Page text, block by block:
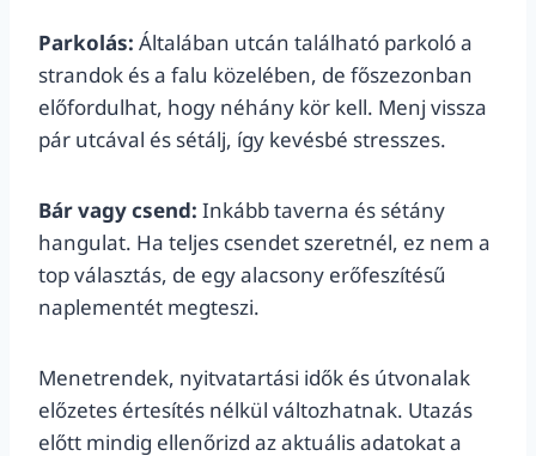
Parkolás: Általában utcán található parkoló a
strandok és a falu közelében, de főszezonban
előfordulhat, hogy néhány kör kell. Menj vissza
pár utcával és sétálj, így kevésbé stresszes.
Bár vagy csend: Inkább taverna és sétány
hangulat. Ha teljes csendet szeretnél, ez nem a
top választás, de egy alacsony erőfeszítésű
naplementét megteszi.
Menetrendek, nyitvatartási idők és útvonalak
előzetes értesítés nélkül változhatnak. Utazás
előtt mindig ellenőrizd az aktuális adatokat a